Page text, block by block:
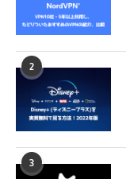
2
3